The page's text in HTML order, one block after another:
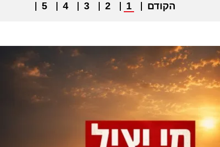
הקודם 1
2
3
4
5